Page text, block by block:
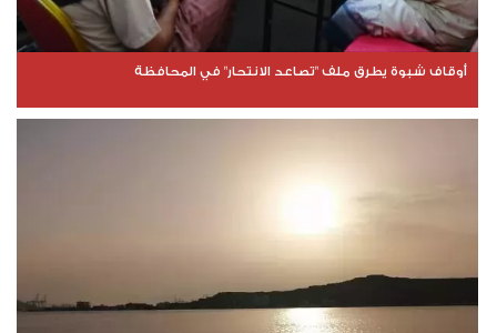
أوقاف شبوة يطرق ملف "تصاعد الانتحار" في المحافظة